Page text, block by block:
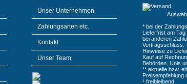
Unser Unternehmen
Zahlungsarten etc.
Kontakt
Unser Team
* bei der
Lieferfrist am
bei anderen
Vertragsschluss.
Hinweise zu
Kauf auf
Behörden, Unis
** aktuelle bzw.
Preisempfehlung
¹ freibleibend